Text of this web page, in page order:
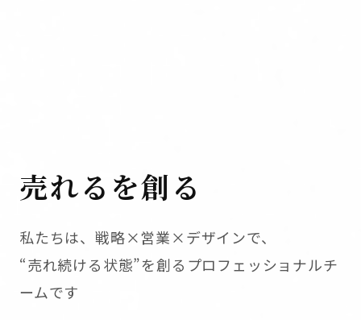
売れるを創る
私たちは、戦略×営業×デザインで、
“売れ続ける状態”を創るプロフェッショナルチ
ームです